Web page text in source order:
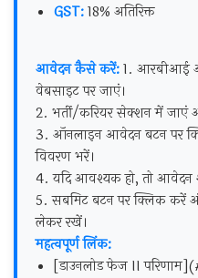
GST:18% अतिरिक्त
आवेदन कैसे करें:1. आरबीआई
वेबसाइट पर जाएं।
2. भर्ती/करियर सेक्शन में जाएं
3. ऑनलाइन आवेदन बटन पर
विवरण भरें।
4. यदि आवश्यक हो, तो आवेदन
5. सबमिट बटन पर क्लिक करें
लेकर रखें।
महत्वपूर्ण लिंक:
[डाउनलोड फेज II